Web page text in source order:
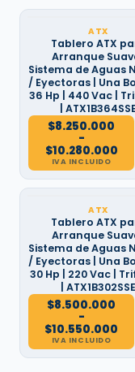
ATX
Tablero ATX
Arranque
Sistema de Aguas
/ Eyectoras | Una
36 Hp | 440 Vac |
| ATX1B364SSE
$8.250.000
-
$10.280.000
Rango
de
precios:
desde
hasta
IVA INCLUIDO
ATX
Tablero ATX
Arranque
Sistema de Aguas
/ Eyectoras | Una
30 Hp | 220 Vac |
| ATX1B302SSE
$8.500.000
-
$10.550.000
Rango
de
precios:
desde
IVA INCLUIDO